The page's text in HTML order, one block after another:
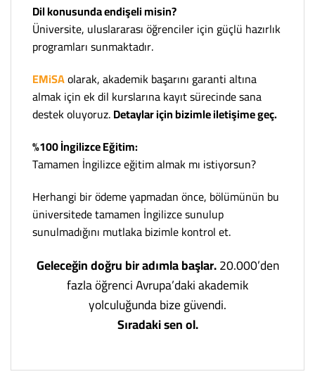
Dil konusunda endişeli misin?
Üniversite, uluslararası öğrenciler için güçlü hazırlık
programları sunmaktadır.
EMiSAolarak, akademik başarını garanti altına
almak için ek dil kurslarına kayıt sürecinde sana
destek oluyoruz.Detaylar için bizimle iletişime geç.
%100 İngilizce Eğitim:
Tamamen İngilizce eğitim almak mı istiyorsun?
Herhangi bir ödeme yapmadan önce, bölümünün bu
üniversitede tamamen İngilizce sunulup
sunulmadığını mutlaka bizimle kontrol et.
Geleceğin doğru bir adımla başlar.20.000’den
fazla öğrenci Avrupa’daki akademik
yolculuğunda bize güvendi.
Sıradaki sen ol.